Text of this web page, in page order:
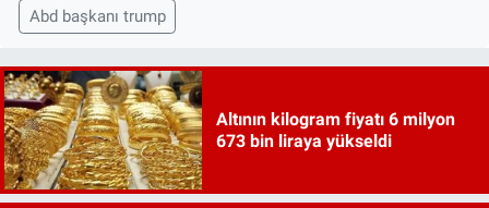
Abd başkanı trump
Altının kilogram fiyatı 6 milyon
673 bin liraya yükseldi